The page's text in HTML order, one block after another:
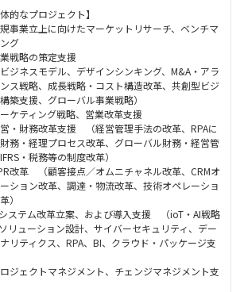
体的なプロジェクト】
規事業立上に向けたマーケットリサーチ、ベンチマ
グ
業戦略の策定支援
ジネスモデル、デザインシンキング、M&A・アラ
ス戦略、成長戦略・コスト構造改革、共創型ビジ
築支援、グローバル事業戦略）
ーケティング戦略、営業改革支援
営・財務改革支援 （経営管理手法の改革、RPAに
務・経理プロセス改革、グローバル財務・経営管
・税務等の制度改革）
改革 （顧客接点／オムニチャネル改革、CRMオ
ション改革、調達・物流改革、技術オペレーショ
）
ステム改革立案、および導入支援 （ioT・AI戦略
リューション設計、サイバーセキュリティ、デー
リティクス、RPA、BI、クラウド・パッケージ支
ロジェクトマネジメント、チェンジマネジメント支